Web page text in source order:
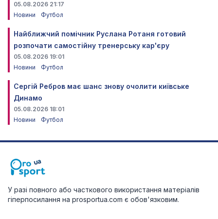
05.08.2026 21:17
Новини
Футбол
Найближчий помічник Руслана Ротаня готовий
розпочати самостійну тренерську кар'єру
05.08.2026 19:01
Новини
Футбол
Сергій Ребров має шанс знову очолити київське
Динамо
05.08.2026 18:01
Новини
Футбол
У разі повного або часткового використання матеріалів
гіперпосилання на prosportua.com є обов'язковим.